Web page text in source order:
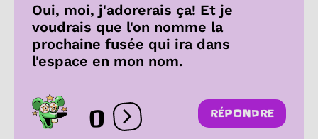
Oui, moi, j'adorerais ça! Et je
voudrais que l'on nomme la
prochaine fusée qui ira dans
l'espace en mon nom.
0 Ouvrir les réactions
RÉPONDRE